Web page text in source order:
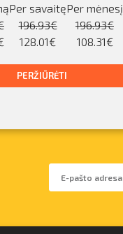
Per savaitę
196.93€
128.01€
Per mėnesį
196.93€
108.31€
PERŽIŪRĖTI